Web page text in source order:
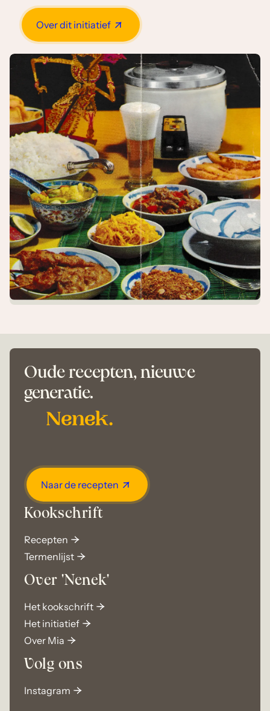
Over dit initiatief
Oude recepten, nieuwe
generatie.
Naar de recepten
Kookschrift
Recepten
Termenlijst
Over 'Nenek'
Het kookschrift
Het initiatief
Over Mia
Volg ons
Instagram